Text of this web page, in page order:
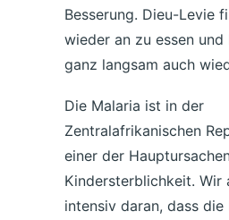
Besserung. Dieu-Levie
wieder an zu essen
ganz langsam auch
Die Malaria ist in der
Zentralafrikanischen
einer der
Kindersterblichkeit. Wir
intensiv daran, dass die